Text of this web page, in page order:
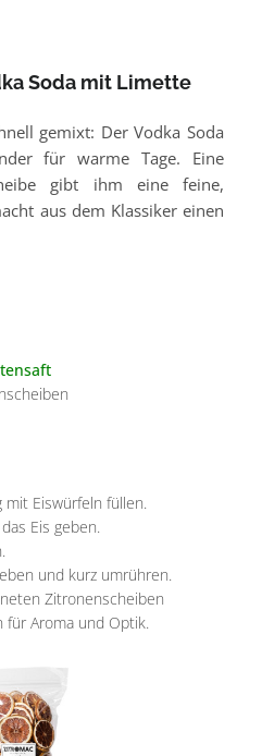
Soda mit Limette
gemixt: Der Vodka Soda
für warme Tage. Eine
gibt ihm eine feine,
aus dem Klassiker einen
mit Eiswürfeln füllen.
Eis geben.
und kurz umrühren.
Zitronenscheiben
für Aroma und Optik.